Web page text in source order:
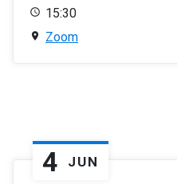
15:30
Zoom
4 JUN